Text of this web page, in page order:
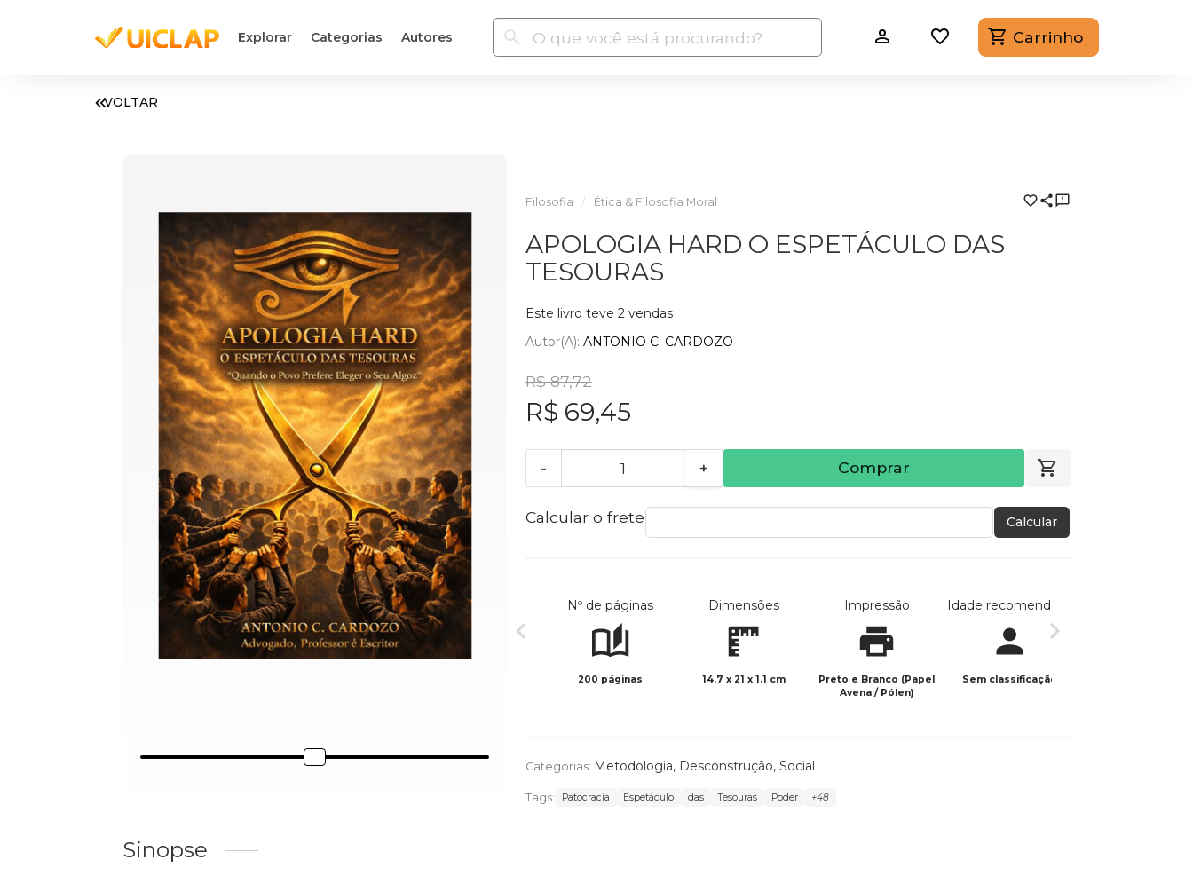
Explorar Categorias Autores Carrinho
VOLTAR
Filosofia Ética & Filosofia Moral
APOLOGIA HARD O ESPETÁCULO DAS
TESOURAS
Este livro teve 2 vendas
Autor(a): ANTONIO C. CARDOZO
R$ 87,72
R$ 69,45
- + Comprar
Calcular o frete Calcular
Nº de páginas
200 páginas
Dimensões
14.7 x 21 x 1.1 cm
Impressão
Preto e Branco (Papel
Avena / Pólen)
Idade recomendada
Sem classificação
Categorias: Metodologia, Desconstrução, Social
Tags: Patocracia Espetáculo das Tesouras Poder +48
Sinopse